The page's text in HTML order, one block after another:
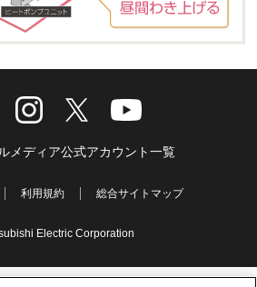
メディア公式アカウント一覧
利用規約 総合サイトマップ
Electric Corporation